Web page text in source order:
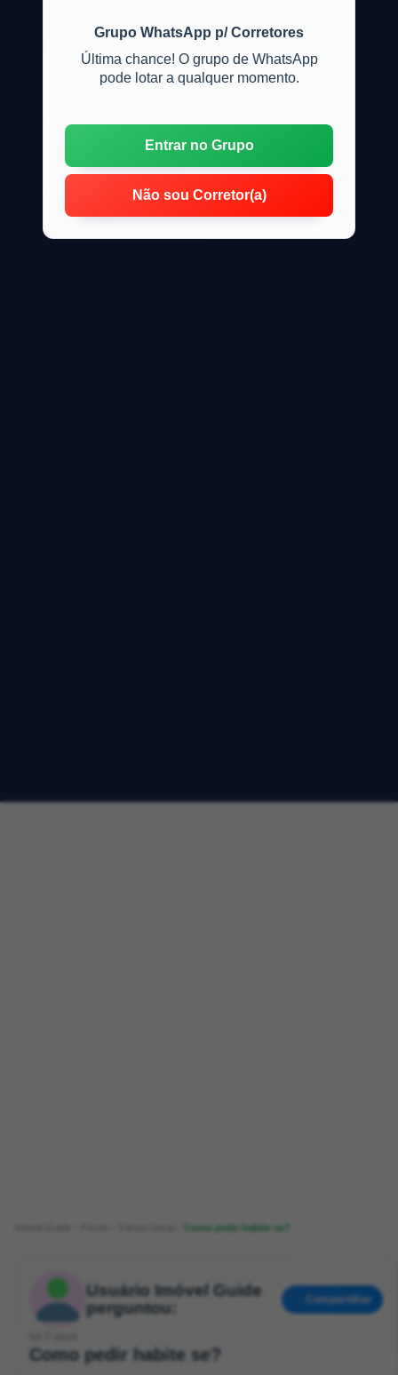
Grupo WhatsApp p/ Corretores
Última chance! O grupo de WhatsApp
pode lotar a qualquer momento.
Entrar no Grupo
Não sou Corretor(a)
Como pedir habite se?
Usuário Imóvel Guide
perguntou:
Compartilhar
Como pedir habite se?